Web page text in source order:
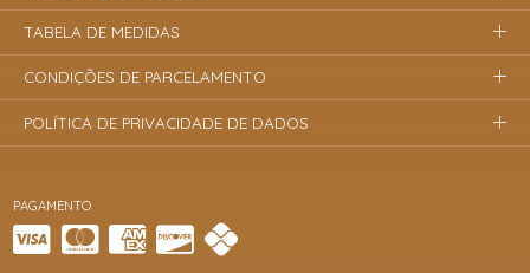
PAGAMENTO
TABELA DE MEDIDAS
CONDIÇÕES DE PARCELAMENTO
POLÍTICA DE PRIVACIDADE DE DADOS